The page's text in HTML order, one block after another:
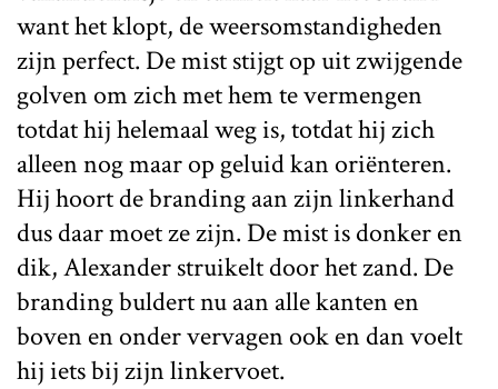
want het klopt, de weersomstandigheden
zijn perfect. De mist stijgt op uit zwijgende
golven om zich met hem te vermengen
totdat hij helemaal weg is, totdat hij zich
alleen nog maar op geluid kan oriënteren.
Hij hoort de branding aan zijn linkerhand
dus daar moet ze zijn. De mist is donker en
dik, Alexander struikelt door het zand. De
branding buldert nu aan alle kanten en
boven en onder vervagen ook en dan voelt
hij iets bij zijn linkervoet.